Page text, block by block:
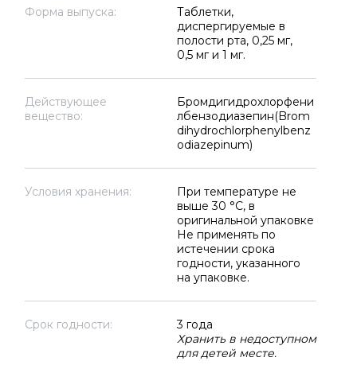
Форма выпуска:
Таблетки,
диспергируемые в
полости рта, 0,25 мг,
0,5 мг и 1 мг.
Действующее
вещество:
Бромдигидрохлорфени
лбензодиазепин(Brom
dihydrochlorphenylbenz
odiazepinum)
Условия хранения:
При температуре не
выше 30 °C, в
оригинальной упаковке
Не применять по
истечении срока
годности, указанного
на упаковке.
Срок годности:
3 года
Хранить в недоступном
для детей месте.